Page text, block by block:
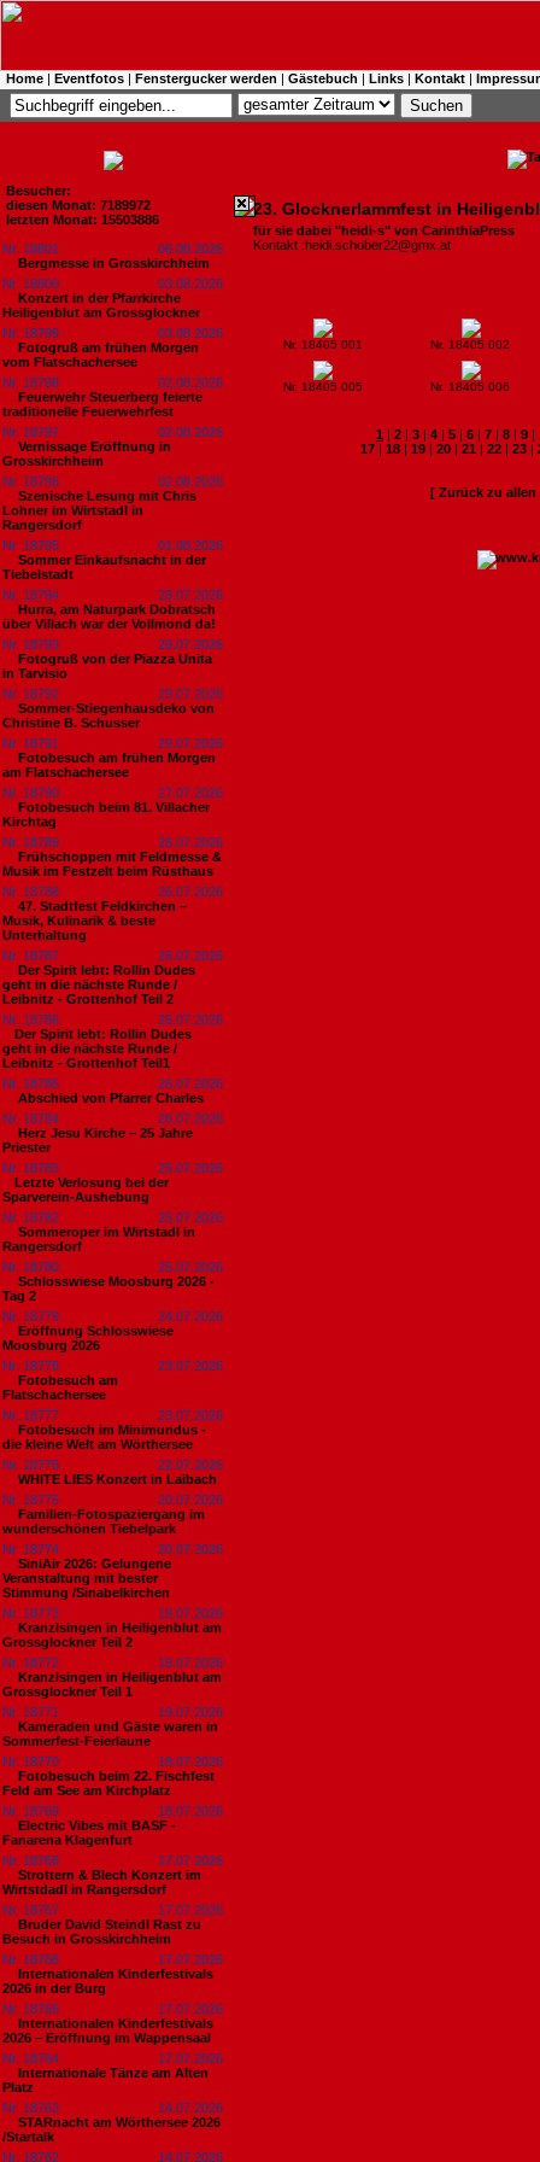
Home | Eventfotos | Fenstergucker werden | Gästebuch | Links | Kontakt |
Besucher:
diesen Monat: 7189972
letzten Monat: 15503886
Nr. 18801
06.08.2026
Bergmesse in Grosskirchheim
Nr. 18800
03.08.2026
Konzert in der Pfarrkirche
Heiligenblut am Grossglockner
Nr. 18799
03.08.2026
Fotogruß am frühen Morgen
vom Flatschachersee
Nr. 18798
02.08.2026
Feuerwehr Steuerberg feierte
traditionelle Feuerwehrfest
Nr. 18797
02.08.2026
Vernissage Eröffnung in
Grosskirchheim
Nr. 18796
02.08.2026
Szenische Lesung mit Chris
Lohner im Wirtstadl in
Rangersdorf
Nr. 18795
01.08.2026
Sommer Einkaufsnacht in der
Tiebelstadt
Nr. 18794
29.07.2026
Hurra, am Naturpark Dobratsch
über Villach war der Vollmond da!
Nr. 18793
29.07.2026
Fotogruß von der Piazza Unita
in Tarvisio
Nr. 18792
29.07.2026
Sommer-Stiegenhausdeko von
Christine B. Schusser
Nr. 18791
29.07.2026
Fotobesuch am frühen Morgen
am Flatschachersee
Nr. 18790
27.07.2026
Fotobesuch beim 81. Villacher
Kirchtag
Nr. 18789
26.07.2026
Frühschoppen mit Feldmesse &
Musik im Festzelt beim Rüsthaus
Nr. 18788
26.07.2026
47. Stadtfest Feldkirchen –
Musik, Kulinarik & beste
Unterhaltung
Nr. 18787
26.07.2026
Der Spirit lebt: Rollin Dudes
geht in die nächste Runde /
Leibnitz - Grottenhof Teil 2
Nr. 18786
26.07.2026
​Der Spirit lebt: Rollin Dudes
geht in die nächste Runde /
Leibnitz - Grottenhof Teil1
Nr. 18785
26.07.2026
Abschied von Pfarrer Charles
Nr. 18784
26.07.2026
Herz Jesu Kirche – 25 Jahre
Priester
Nr. 18783
25.07.2026
​Letzte Verlosung bei der
Sparverein-Aushebung
Nr. 18782
25.07.2026
Sommeroper im Wirtstadl in
Rangersdorf
Nr. 18780
25.07.2026
Schlosswiese Moosburg 2026 -
Tag 2
Nr. 18779
24.07.2026
Eröffnung Schlosswiese
Moosburg 2026
Nr. 18778
23.07.2026
Fotobesuch am
Flatschachersee
Nr. 18777
23.07.2026
Fotobesuch im Minimundus -
die kleine Welt am Wörthersee
Nr. 18776
22.07.2026
WHITE LIES Konzert in Laibach
Nr. 18775
20.07.2026
Familien-Fotospaziergang im
wunderschönen Tiebelpark
Nr. 18774
20.07.2026
SiniAir 2026: Gelungene
Veranstaltung mit bester
Stimmung /Sinabelkirchen
Nr. 18773
19.07.2026
Kranzlsingen in Heiligenblut am
Grossglockner Teil 2
Nr. 18772
19.07.2026
Kranzlsingen in Heiligenblut am
Grossglockner Teil 1
Nr. 18771
19.07.2026
Kameraden und Gäste waren in
Sommerfest-Feierlaune
Nr. 18770
18.07.2026
Fotobesuch beim 22. Fischfest
Feld am See am Kirchplatz
Nr. 18769
18.07.2026
Electric Vibes mit BASF -
Fanarena Klagenfurt
Nr. 18768
17.07.2026
Strottern & Blech Konzert im
Wirtstdadl in Rangersdorf
Nr. 18767
17.07.2026
Bruder David Steindl Rast zu
Besuch in Grosskirchheim
Nr. 18766
17.07.2026
Internationalen Kinderfestivals
2026 in der Burg
Nr. 18765
17.07.2026
Internationalen Kinderfestivals
2026 – Eröffnung im Wappensaal
Nr. 18764
17.07.2026
Internationale Tänze am Alten
Platz
Nr. 18763
14.07.2026
STARnacht am Wörthersee 2026
/Startalk
Nr. 18762
14.07.2026
23. Glocknerlammfest in
für sie dabei "heidi-s" von CarinthiaPress
Kontakt :heidi.schober22@gmx.at
Nr. 18405 001 Nr. 18405 002
Nr. 18405 005 Nr. 18405 006
1 | 2 | 3 | 4 | 5 | 6 | 7 | 8 | 9 |
17 | 18 | 19 | 20 | 21 | 22 | 23 |
[ Zurück zu